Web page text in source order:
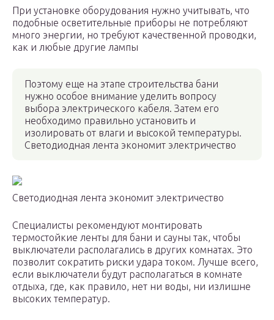
При установке оборудования нужно учитывать, что
подобные осветительные приборы не потребляют
много энергии, но требуют качественной проводки,
как и любые другие лампы
Поэтому еще на этапе строительства бани
нужно особое внимание уделить вопросу
выбора электрического кабеля. Затем его
необходимо правильно установить и
изолировать от влаги и высокой температуры.
Светодиодная лента экономит электричество
Светодиодная лента экономит электричество
Специалисты рекомендуют монтировать
термостойкие ленты для бани и сауны так, чтобы
выключатели располагались в других комнатах. Это
позволит сократить риски удара током. Лучше всего,
если выключатели будут располагаться в комнате
отдыха, где, как правило, нет ни воды, ни излишне
высоких температур.